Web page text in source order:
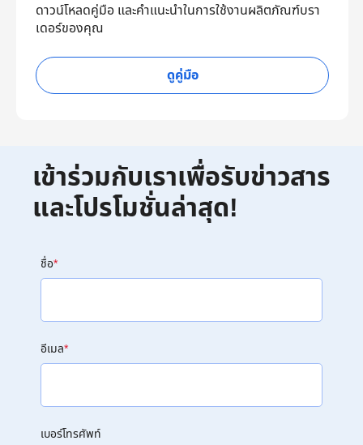
ดาวน์โหลดคู่มือ และคำแนะนำในการใช้งานผลิตภัณฑ์บรา
เดอร์ของคุณ
ดูคู่มือ
เข้าร่วมกับเราเพื่อรับข่าวสาร
และโปรโมชั่นล่าสุด!
ชื่อ*
อีเมล*
เบอร์โทรศัพท์